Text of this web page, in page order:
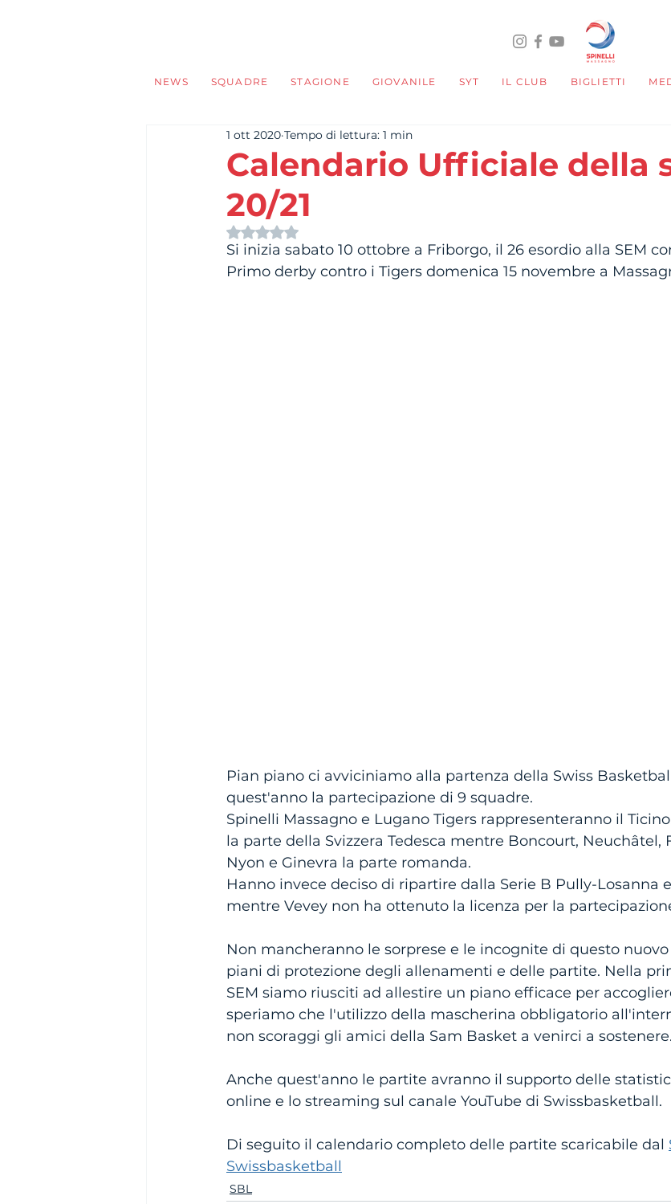
NEWS SQUADRE STAGIONE GIOVANILE SYT IL CLUB BIGLIETTI
Calendario Ufficiale della
20/21
1 ott 2020 Tempo di lettura: 1 min
Valutazione NaN stelle su 5.
Si inizia sabato 10 ottobre a Friborgo, il 26 esordio alla SEM
Primo derby contro i Tigers domenica 15 novembre a
Pian piano ci avviciniamo alla partenza della Swiss
quest'anno la partecipazione di 9 squadre.
Spinelli Massagno e Lugano Tigers rappresenteranno il
la parte della Svizzera Tedesca mentre Boncourt, Neuchâtel,
Nyon e Ginevra la parte romanda.
Hanno invece deciso di ripartire dalla Serie B Pully-Losanna
mentre Vevey non ha ottenuto la licenza per la
Non mancheranno le sorprese e le incognite di questo
piani di protezione degli allenamenti e delle partite. Nella
SEM siamo riusciti ad allestire un piano efficace per
speriamo che l'utilizzo della mascherina obbligatorio
non scoraggi gli amici della Sam Basket a venirci a sostenere.
Anche quest'anno le partite avranno il supporto delle
online e lo streaming sul canale YouTube di Swissbasketball.
Di seguito il calendario completo delle partite scaricabile dal
Swissbasketball
SBL